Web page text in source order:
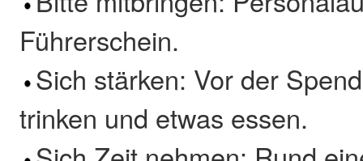
Führerschein.
Sich stärken: Vor der
trinken und etwas essen.